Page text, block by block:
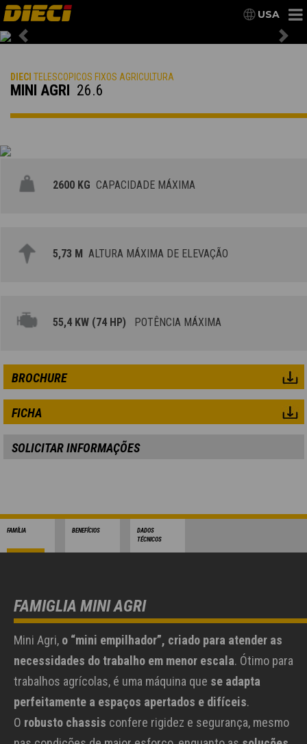
USA
Previous
DIECI TELESCOPICOS FIXOS AGRICULTURA
MINI AGRI 26.6
2600 KG CAPACIDADE MÁXIMA
5,73 M ALTURA MÁXIMA DE ELEVAÇÃO
55,4 KW (74 HP) POTÊNCIA MÁXIMA
BROCHURE
FICHA
SOLICITAR INFORMAÇÕES
FAMÍLIA BENEFÍCIOS
DADOS
TÉCNICOS
FAMIGLIA MINI AGRI
Mini Agri, o “mini empilhador”, criado para atender as
necessidades do trabalho em menor escala. Ótimo para
trabalhos agrícolas, é uma máquina que se adapta
perfeitamente a espaços apertados e difíceis.
O robusto chassis confere rigidez e segurança, mesmo